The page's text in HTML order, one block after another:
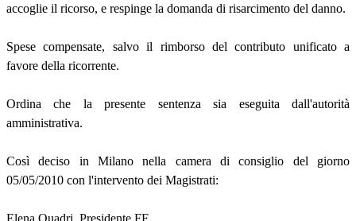
accoglie il ricorso, e respinge la domanda di risarcimento del danno.
Spese compensate, salvo il rimborso del contributo unificato a
favore della ricorrente.
Ordina che la presente sentenza sia eseguita dall'autorità
amministrativa.
Così deciso in Milano nella camera di consiglio del giorno
05/05/2010 con l'intervento dei Magistrati:
Elena Quadri, Presidente FF